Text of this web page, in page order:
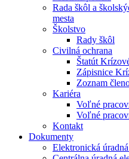
Rada škôl a
mesta
Školstvo
Rady škôl
Civilná ochrana
Štatút
Zápisnice
Zoznam
Kariéra
Voľné
Voľné
Kontakt
Dokumenty
Elektronická